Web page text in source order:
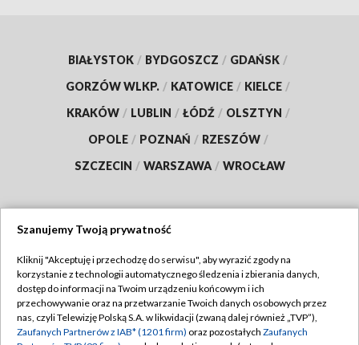
BIAŁYSTOK / BYDGOSZCZ / GDAŃSK /
GORZÓW WLKP. / KATOWICE / KIELCE /
KRAKÓW / LUBLIN / ŁÓDŹ / OLSZTYN /
OPOLE / POZNAŃ / RZESZÓW /
SZCZECIN / WARSZAWA / WROCŁAW
TVP
Abonament TVP
Emisja w TVP
Regulamin TVP
Polityka prywatności
Szanujemy Twoją prywatność
Kliknij "Akceptuję i przechodzę do serwisu", aby wyrazić zgody na
korzystanie z technologii automatycznego śledzenia i zbierania danych,
dostęp do informacji na Twoim urządzeniu końcowym i ich
przechowywanie oraz na przetwarzanie Twoich danych osobowych przez
nas, czyli Telewizję Polską S.A. w likwidacji (zwaną dalej również „TVP”),
Zaufanych Partnerów z IAB* (1201 firm) oraz pozostałych Zaufanych